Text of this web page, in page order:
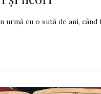
urmă cu o sută de ani,